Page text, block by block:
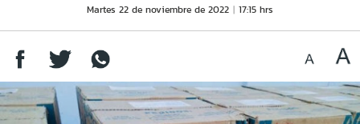
Martes 22 de noviembre de 2022 17:15 hrs